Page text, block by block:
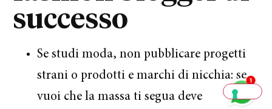
successo
Se studi moda, non pubblicare progetti
strani o prodotti e marchi di nicchia: se
vuoi che la massa ti segua deve
pronto ad aiutarti e indirizzarti
al meglio per raggiungere i
Scrivimi